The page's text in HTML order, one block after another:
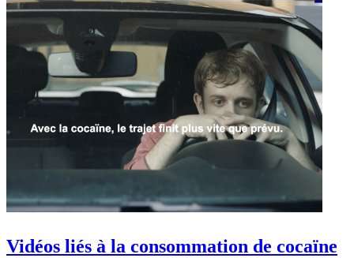
Vidéos liés à la consommation de cocaïne